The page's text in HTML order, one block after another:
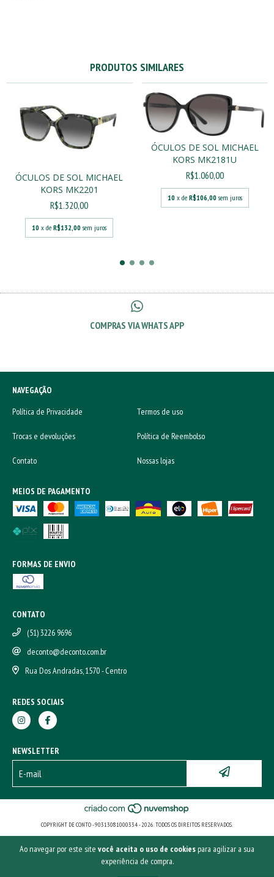
Ao navegar por este site você aceita o uso de cookiespara agilizar a sua
experiência de compra.
PRODUTOS SIMILARES
ÓCULOS DE SOL MICHAEL
KORS MK2201
R$1.320,00
10 x deR$132,00 sem juros
ÓCULOS DE SOL MICHAEL
KORS MK2181U
R$1.060,00
10 x de R$106,00 sem juros
COMPRAS VIA WHATS APP
NAVEGAÇÃO
Política de Privacidade
Termos de uso
Trocas e devoluções Política de Reembolso
Contato Nossas lojas
MEIOS DE PAGAMENTO
FORMAS DE ENVIO
CONTATO
(51) 3226 9696
deconto@deconto.com.br
Rua Dos Andradas, 1570 - Centro
REDES SOCIAIS
NEWSLETTER
COPYRIGHT DE CONTO - 90313081000334 - 2026. TODOS OS DIREITOS RESERVADOS.